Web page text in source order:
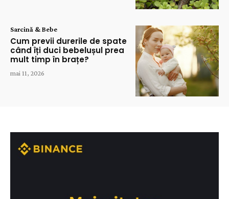
Sarcină & Bebe
Cum previi durerile de spate
când îți duci bebelușul prea
mult timp în brațe?
mai 11, 2026